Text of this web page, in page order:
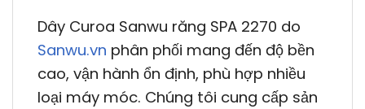
Dây Curoa Sanwu răng SPA 2270 do
Sanwu.vn phân phối mang đến độ bền
cao, vận hành ổn định, phù hợp nhiều
loại máy móc. Chúng tôi cung cấp sản